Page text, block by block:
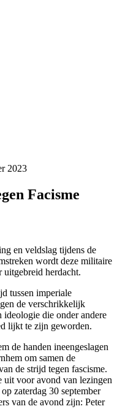
2023
Facisme
en veldslag tijdens de
wordt deze militaire
uitgebreid herdacht.
tussen imperiale
de verschrikkelijk
die onder andere
lijkt te zijn geworden.
de handen ineengeslagen
om samen de
de strijd tegen fascisme.
voor avond van lezingen
zaterdag 30 september
van de avond zijn: Peter